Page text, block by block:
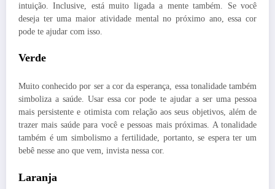
intuição. Inclusive, está muito ligada a mente também. Se você
deseja ter uma maior atividade mental no próximo ano, essa cor
pode te ajudar com isso.
Verde
Muito conhecido por ser a cor da esperança, essa tonalidade também
simboliza a saúde. Usar essa cor pode te ajudar a ser uma pessoa
mais persistente e otimista com relação aos seus objetivos, além de
trazer mais saúde para você e pessoas mais próximas. A tonalidade
também é um simbolismo a fertilidade, portanto, se espera ter um
bebê nesse ano que vem, invista nessa cor.
Laranja